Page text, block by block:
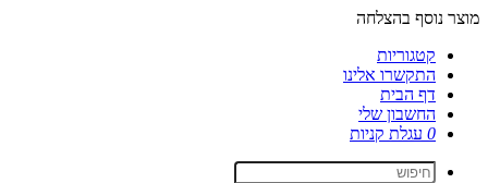
מוצר נוסף בהצלחה
קטגוריות
התקשרו אלינו
דף הבית
החשבון שלי
0 עגלת קניות